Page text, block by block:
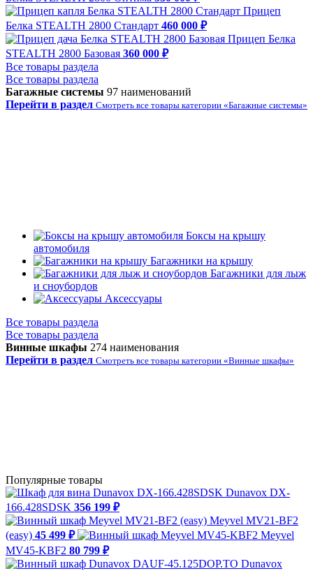
Прицеп
Белка STEALTH 2800 Стандарт 460 000 ₽
Прицеп Белка
STEALTH 2800 Базовая 360 000 ₽
Все товары раздела
Все товары раздела
Багажные системы 97 наименований
Перейти в раздел Смотреть все товары категории «Багажные системы»
Боксы на крышу
автомобиля
Багажники на крышу
Багажники для лыж
и сноубордов
Аксессуары
Все товары раздела
Все товары раздела
Винные шкафы 274 наименования
Перейти в раздел Смотреть все товары категории «Винные шкафы»
Популярные товары
Dunavox DX-
166.428SDSK 356 199 ₽
Meyvel MV21-BF2
(easy) 45 499 ₽
Meyvel
MV45-KBF2 80 799 ₽
Dunavox